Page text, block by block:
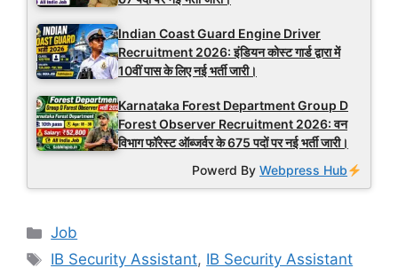
Indian Coast Guard Engine Driver
Recruitment 2026: इंडियन कोस्ट गार्ड द्वारा में
10वीं पास के लिए नई भर्ती जारी।
Karnataka Forest Department Group D
Forest Observer Recruitment 2026: वन
विभाग फॉरेस्ट ऑब्जर्वर के 675 पदों पर नई भर्ती जारी।
Powerd ByWebpress Hub
Categories
Job
Tags
IB Security Assistant, IB Security Assistant